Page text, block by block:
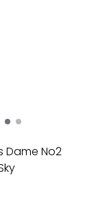
Dame No2